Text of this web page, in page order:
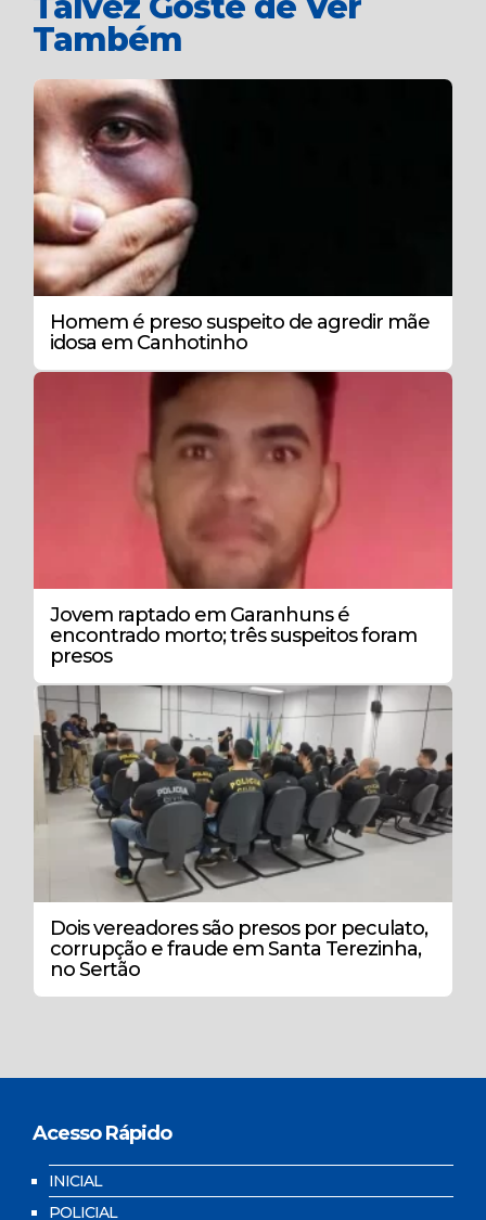
Também
Homem é preso suspeito de agredir mãe
idosa em Canhotinho
Jovem raptado em Garanhuns é
encontrado morto; três suspeitos foram
presos
Dois vereadores são presos por peculato,
corrupção e fraude em Santa Terezinha,
no Sertão
Acesso Rápido
INICIAL
POLICIAL